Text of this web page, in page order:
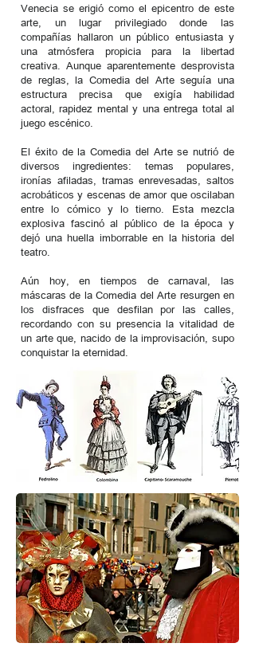
Venecia se erigió como el epicentro de este
arte, un lugar privilegiado donde las
compañías hallaron un público entusiasta y
una atmósfera propicia para la libertad
creativa. Aunque aparentemente desprovista
de reglas, la Comedia del Arte seguía una
estructura precisa que exigía habilidad
actoral, rapidez mental y una entrega total al
juego escénico.
El éxito de la Comedia del Arte se nutrió de
diversos ingredientes: temas populares,
ironías afiladas, tramas enrevesadas, saltos
acrobáticos y escenas de amor que oscilaban
entre lo cómico y lo tierno. Esta mezcla
explosiva fascinó al público de la época y
dejó una huella imborrable en la historia del
teatro.
Aún hoy, en tiempos de carnaval, las
máscaras de la Comedia del Arte resurgen en
los disfraces que desfilan por las calles,
recordando con su presencia la vitalidad de
un arte que, nacido de la improvisación, supo
conquistar la eternidad.